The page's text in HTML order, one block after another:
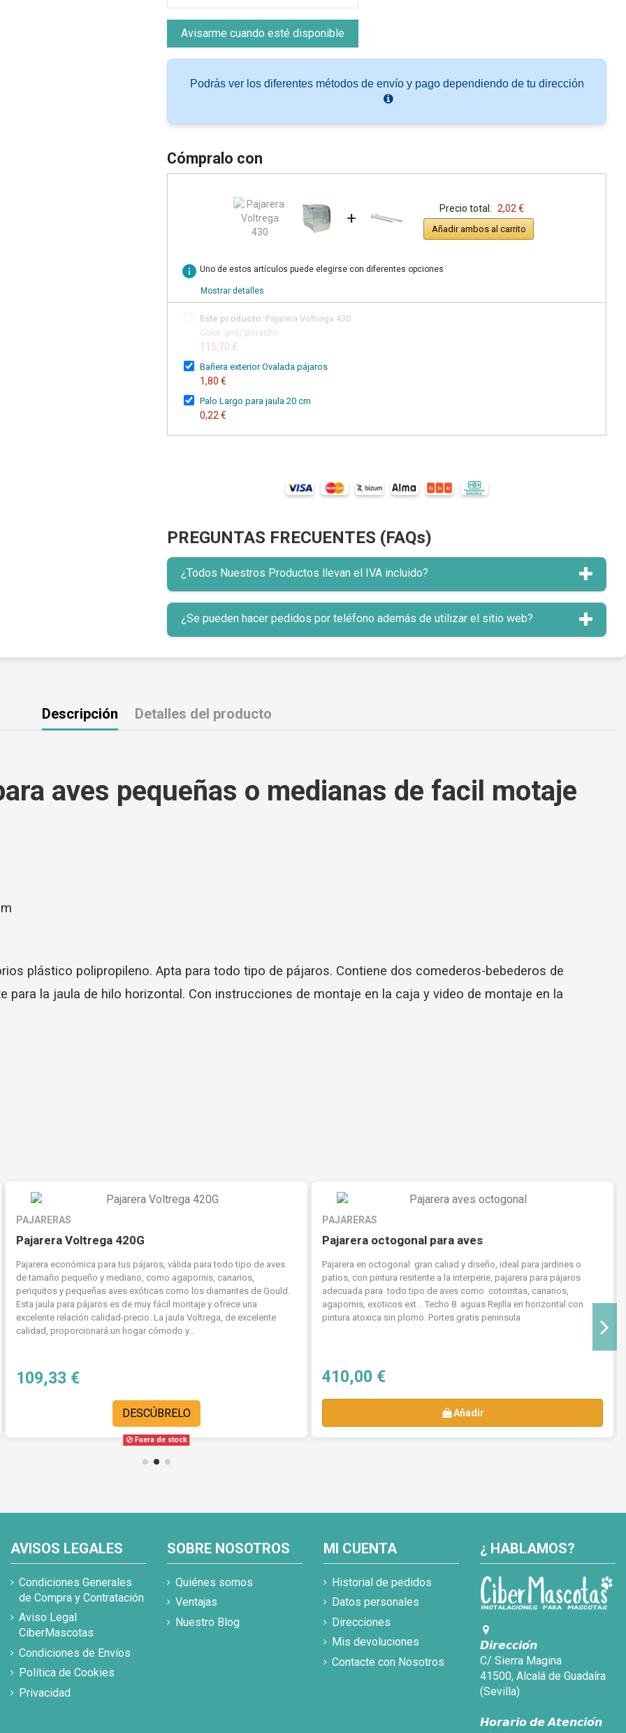
Podrás ver los diferentes métodos de envío y pago dependiendo de tu dirección
Cómpralo con
+ Precio total: 2,02 €
Añadir ambos al carrito
info Uno de estos artículos puede elegirse con diferentes opciones
Mostrar detalles
Este producto: Pajarera Voltrega 430
Color: gris/ pistacho
115,70 €
Bañera exterior Ovalada pájaros
1,80 €
Palo Largo para jaula 20 cm
0,22 €
PREGUNTAS FRECUENTES (FAQs)
¿Todos Nuestros Productos llevan el IVA incluido?
¿Se pueden hacer pedidos por teléfono además de utilizar el sitio web?
Descripción Detalles del producto
aves pequeñas o medianas de facil motaje
plástico polipropileno. Apta para todo tipo de pájaros. Contiene dos comederos-bebederos de
para la jaula de hilo horizontal. Con instrucciones de montaje en la caja y video de montaje en la
PAJARERAS
Pajarera Voltrega 420G
Fuera de stock
Pajarera económica para tus pájaros, válida para todo tipo de aves
de tamaño pequeño y mediano, como agapornis, canarios,
periquitos y pequeñas aves exóticas como los diamantes de Gould.
Esta jaula para pájaros es de muy fácil montaje y ofrece una
excelente relación calidad-precio. La jaula Voltrega, de excelente
calidad, proporcionará un hogar cómodo y...
109,33 €
DESCÚBRELO
PAJARERAS
Pajarera octogonal para aves
Pajarera en octogonal gran caliad y diseño, ideal para jardines o
patios, con pintura resitente a la interperie, pajarera para pájaros
adecuada para todo tipo de aves como cotorritas, canarios,
agapornis, exoticos ext... Techo 8 aguas Rejilla en horizontal con
pintura atoxica sin plomo. Portes gratis peninsula
410,00 €
Añadir
AVISOS LEGALES
Condiciones Generales
de Compra y Contratación
Aviso Legal
CiberMascotas
Condiciones de Envíos
Política de Cookies
Privacidad
SOBRE NOSOTROS
Quiénes somos
Ventajas
Nuestro Blog
MI CUENTA
Historial de pedidos
Datos personales
Direcciones
Mis devoluciones
Contacte con Nosotros
¿ HABLAMOS?
𝘿𝙞𝙧𝙚𝙘𝙘𝙞𝙤́𝙣
C/ Sierra Magina
41500, Alcalá de Guadaíra
(Sevilla)
𝙃𝙤𝙧𝙖𝙧𝙞𝙤 𝙙𝙚 𝘼𝙩𝙚𝙣𝙘𝙞𝙤́𝙣